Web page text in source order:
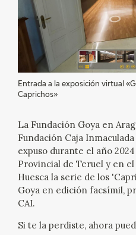
PROGRAMACIÓN
EXPOSICIONES
ACTIVIDADES
SALA DE PRENSA
BLOG CUADERNO ITALIANO
FRANCISCO DE GOYA
Entrada a la exposición virtual
Caprichos»
La Fundación Goya en
Fundación Caja
expuso durante el año
Provincial de Teruel y en
Huesca la serie de los
Goya en edición facsímil,
CAI.
Si te la perdiste, ahora